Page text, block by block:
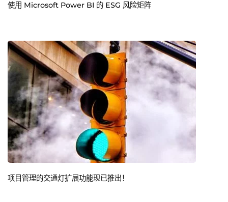
使用 Microsoft Power BI 的 ESG 风险矩阵
项目管理的交通灯扩展功能现已推出！